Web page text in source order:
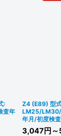
:
査年
Z4 (E89) 型
LM25/
年月/初度検
3,047 円